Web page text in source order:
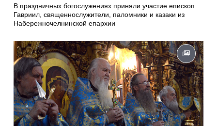
В праздничных богослужениях приняли участие епископ
Гавриил, священнослужители, паломники и казаки из
Набережночелнинской епархии